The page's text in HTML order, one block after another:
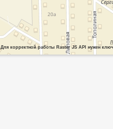
Для корректной работы Raster JS API нужен